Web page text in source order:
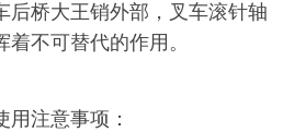
后桥大王销外部，叉车滚针轴
不可替代的作用。
注意事项：